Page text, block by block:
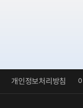
개인정보처리방침